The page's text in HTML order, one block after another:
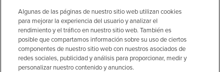
Transparencia de precios
© 2026 Encompass Health Corporation
Preferencias de cookies
Algunas de las páginas de nuestro sitio web utilizan cookies
para mejorar la experiencia del usuario y analizar el
rendimiento y el tráfico en nuestro sitio web. También es
posible que compartamos información sobre su uso de ciertos
componentes de nuestro sitio web con nuestros asociados de
redes sociales, publicidad y análisis para proporcionar, medir y
personalizar nuestro contenido y anuncios.